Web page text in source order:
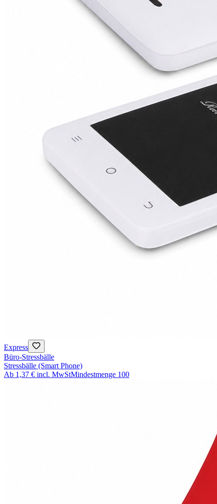
Express
Büro-Stressbälle
Stressbälle (Smart Phone)
Ab 1,37 € incl. MwStMindestmenge 100